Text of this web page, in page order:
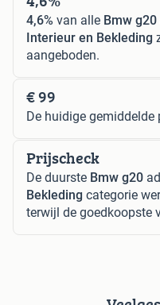
4,6% van alle Bmw g20
Interieur en Bekleding
aangeboden.
€ 99
De huidige gemiddelde
Prijscheck
De duurste Bmw g20
Bekleding categorie
terwijl de goedkoopste